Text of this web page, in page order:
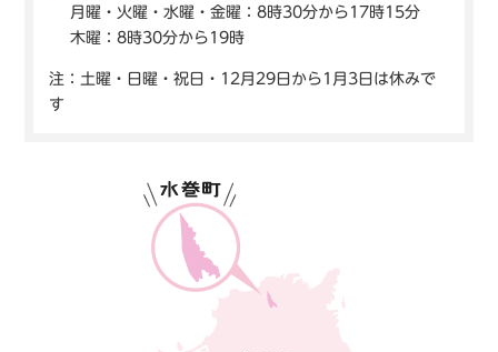
月曜・火曜・水曜・金曜：8時30分から17時15分
木曜：8時30分から19時
注：土曜・日曜・祝日・12月29日から1月3日は休みで
す